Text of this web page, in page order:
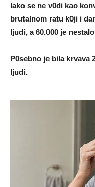
Iako se ne v0di kao
brutaInom ratu k0ji i
Ijudi, a 60.000 je
P0sebno je biIa krvava
Ijudi.